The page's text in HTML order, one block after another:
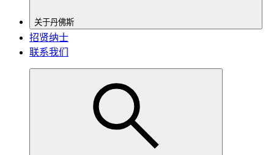
关于丹佛斯
招贤纳士
联系我们